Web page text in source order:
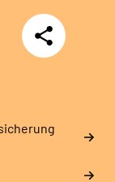
Teilen